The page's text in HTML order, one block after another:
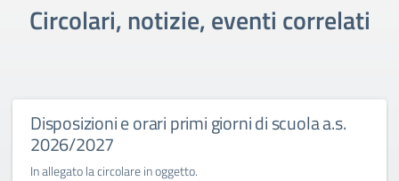
Circolari, notizie, eventi correlati
Disposizioni e orari primi giorni di scuola a.s.
2026/2027
In allegato la circolare in oggetto.